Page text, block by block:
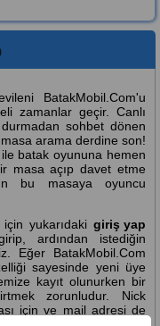
BatakMobil.Com'u
zamanlar geçir. Canlı
sohbet dönen
arama derdine son!
batak oyununa hemen
masa açıp davet etme
bu masaya oyuncu
yukarıdaki giriş yap
ardından istediğin
Eğer BatakMobil.Com
sayesinde yeni üye
kayıt olunurken bir
zorunludur. Nick
için ve mail adresi de